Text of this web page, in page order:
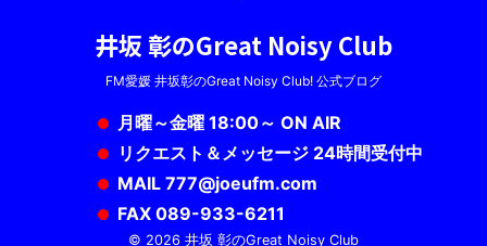
井坂 彰のGreat Noisy Club
FM愛媛 井坂彰のGreat Noisy Club! 公式ブログ
月曜～金曜 18:00～ ON AIR
リクエスト＆メッセージ 24時間受付中
MAIL 777@joeufm.com
FAX 089-933-6211
© 2026 井坂 彰のGreat Noisy Club